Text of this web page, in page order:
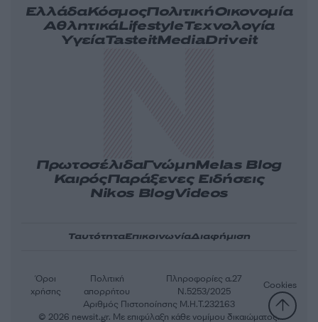
ΕλλάδαΚόσμοςΠολιτικήΟικονομία
ΑθλητικάLifestyleΤεχνολογία
ΥγείαTasteitMediaDriveit
ΠρωτοσέλιδαΓνώμηMelas Blog
ΚαιρόςΠαράξενες Ειδήσεις
Nikos BlogVideos
ΤαυτότηταΕπικοινωνίαΔιαφήμιση
Αριθμός Πιστοποίησης Μ.Η.Τ.232163
Όροι
χρήσης
Πολιτική
απορρήτου
Πληροφορίες α.27
Ν.5253/2025
Cookies
© 2026 newsit.gr. Με επιφύλαξη κάθε νομίμου δικαιώματος.